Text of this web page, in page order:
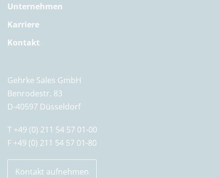
Unternehmen
Karriere
Kontakt
Gehrke Sales GmbH
Benrodestr. 83
D-40597 Düsseldorf
T +49 (0) 211 54 57 01-00
F +49 (0) 211 54 57 01-80
Kontakt aufnehmen